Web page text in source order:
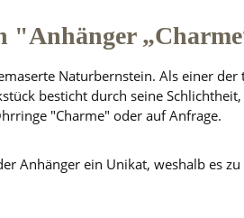
"Anhänger
Naturbernstein. Als einer
besticht durch seine
"Charme" oder auf Anfrage.
Anhänger ein Unikat, weshalb es